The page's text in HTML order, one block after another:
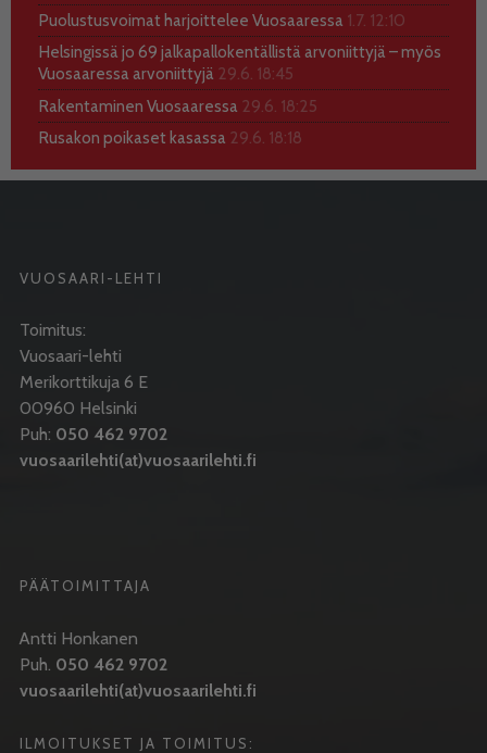
Puolustusvoimat harjoittelee Vuosaaressa 1.7. 12:10
Helsingissä jo 69 jalkapallokentällistä arvoniittyjä – myös
Vuosaaressa arvoniittyjä 29.6. 18:45
Rakentaminen Vuosaaressa 29.6. 18:25
Rusakon poikaset kasassa 29.6. 18:18
VUOSAARI-LEHTI
Toimitus:
Vuosaari-lehti
Merikorttikuja 6 E
00960 Helsinki
Puh: 050 462 9702
vuosaarilehti(at)vuosaarilehti.fi
PÄÄTOIMITTAJA
Antti Honkanen
Puh. 050 462 9702
vuosaarilehti(at)vuosaarilehti.fi
ILMOITUKSET JA TOIMITUS: